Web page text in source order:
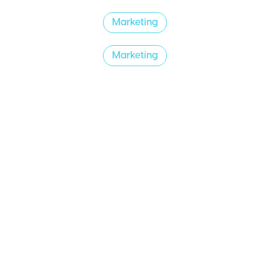
Marketing
Marketing